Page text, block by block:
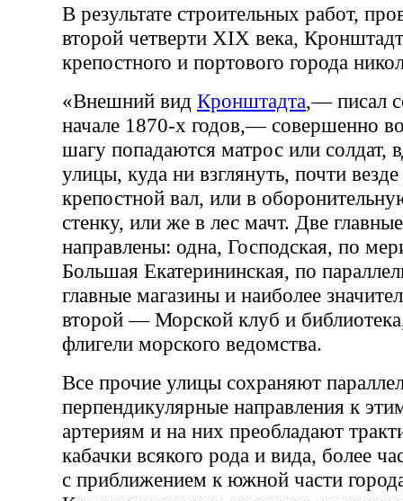
В результате строительных работ,
второй четверти XIX века,
крепостного и портового города
«Внешний вид Кронштадта,— писал
начале 1870-х годов,— совершенно
шагу попадаются матрос или солдат,
улицы, куда ни взглянуть, почти везде
крепостной вал, или в
стенку, или же в лес мачт. Две
направлены: одна, Господская, по
Большая Екатерининская, по
главные магазины и наиболее
второй — Морской клуб и
флигели морского ведомства.
Все прочие улицы сохраняют
перпендикулярные направления к
артериям и на них преобладают
кабачки всякого рода и вида, более
с приближением к южной части